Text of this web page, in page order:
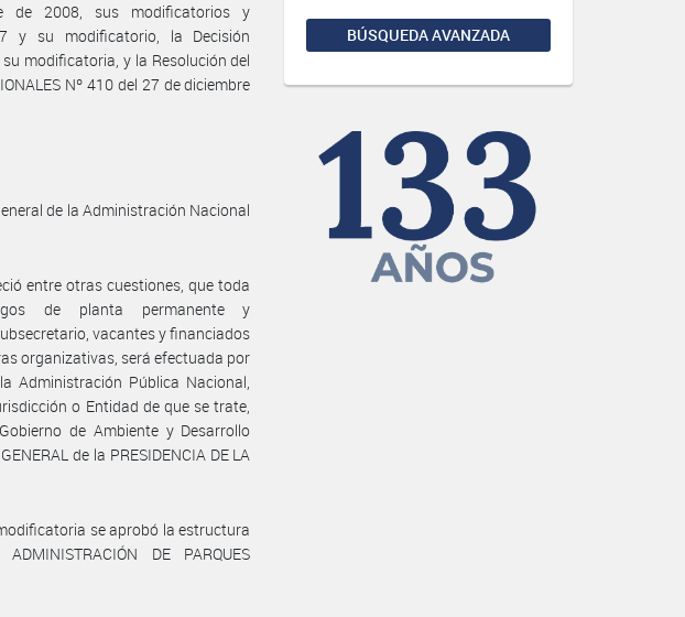
BÚSQUEDA AVANZADA
de 2008, sus modificatorios y
y su modificatorio, la Decisión
modificatoria, y la Resolución del
Nº 410 del 27 de diciembre
de la Administración Nacional
entre otras cuestiones, que toda
de planta permanente y
vacantes y financiados
organizativas, será efectuada por
Administración Pública Nacional,
o Entidad de que se trate,
de Ambiente y Desarrollo
de la PRESIDENCIA DE LA
se aprobó la estructura
DE PARQUES